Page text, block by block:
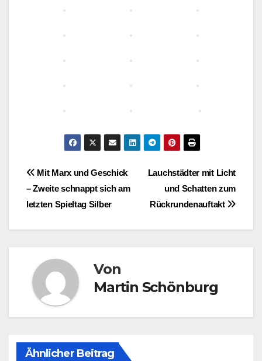
Beitragsnavigation
Lauchstädter mit Licht
und Schatten zum
Rückrundenauftakt
Mit Marx und Geschick
– Zweite schnappt sich am
letzten Spieltag Silber
Von
Martin Schönburg
Ähnlicher Beitrag